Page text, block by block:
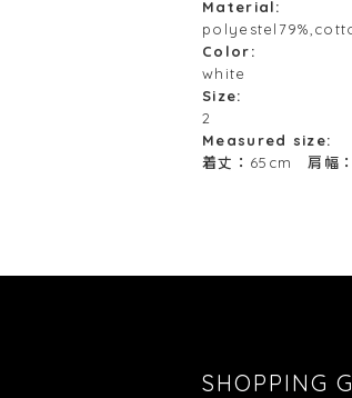
Material:
Color:
white
Size:
2
Measured size:
着丈：65cm 肩幅
SHOPPING